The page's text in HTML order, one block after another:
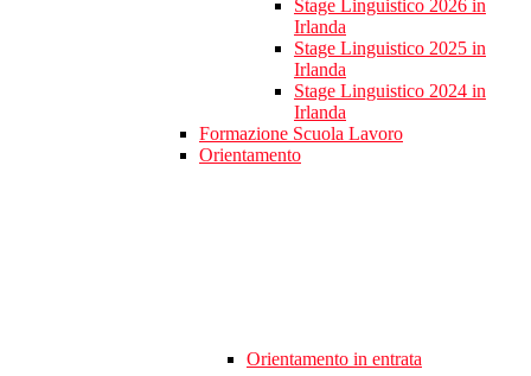
Stage Linguistico 2026 in
Irlanda
Stage Linguistico 2025 in
Irlanda
Stage Linguistico 2024 in
Irlanda
Formazione Scuola Lavoro
Orientamento
Orientamento in entrata